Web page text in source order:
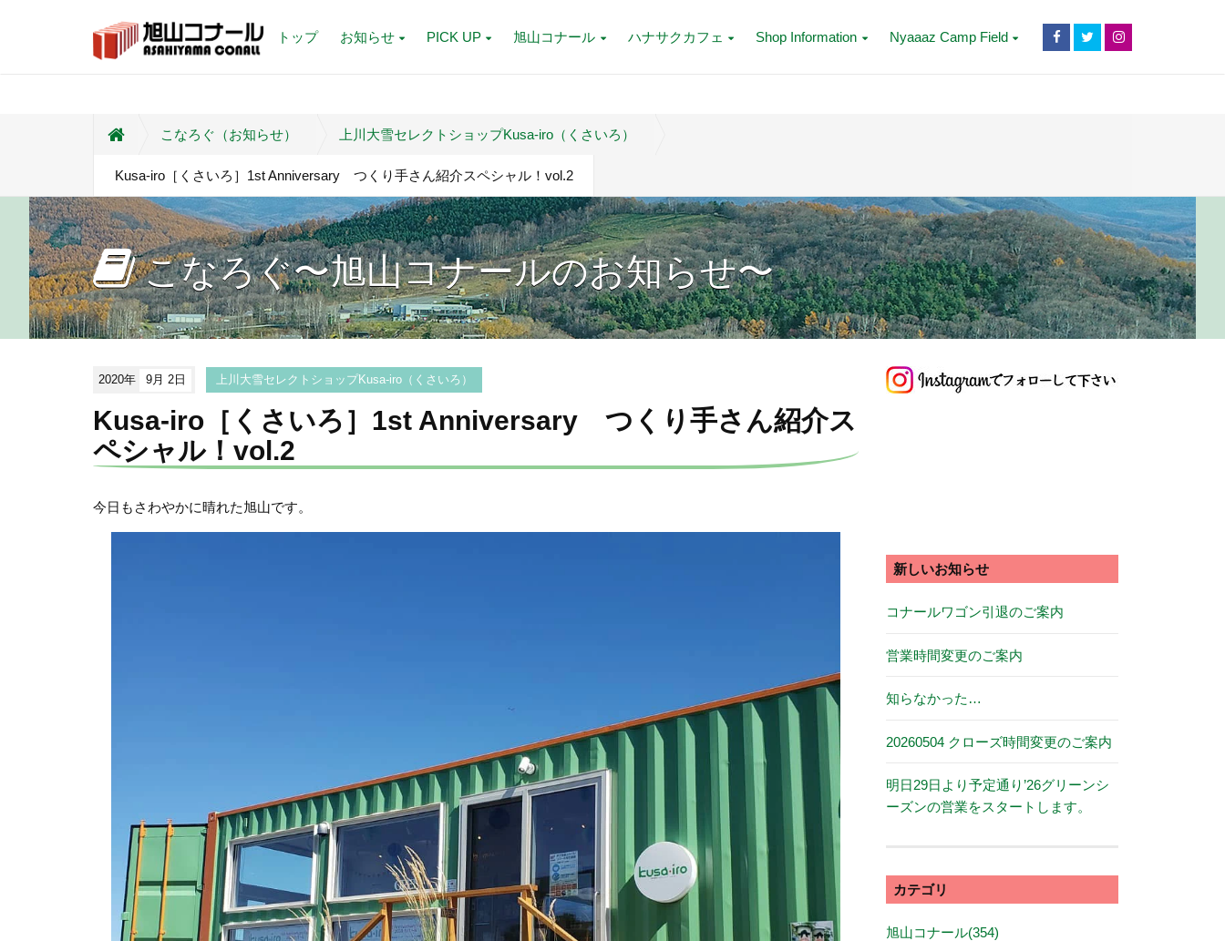
トップ お知らせ PICK UP 旭山コナール ハナサクカフェ Shop Information Nyaaaz Camp Field
こなろぐ（お知らせ） 上川大雪セレクトショップKusa-iro（くさいろ）
Kusa-iro［くさいろ］1st Anniversary つくり手さん紹介スペシャル！vol.2
こなろぐ〜旭山コナールのお知らせ〜
2020年 9月 2日 上川大雪セレクトショップKusa-iro（くさいろ）
Kusa-iro［くさいろ］1st Anniversary つくり手さん紹介ス
ペシャル！vol.2
今日もさわやかに晴れた旭山です。
新しいお知らせ
コナールワゴン引退のご案内
営業時間変更のご案内
知らなかった…
20260504 クローズ時間変更のご案内
明日29日より予定通り’26グリーンシ
ーズンの営業をスタートします。
カテゴリ
旭山コナール(354)